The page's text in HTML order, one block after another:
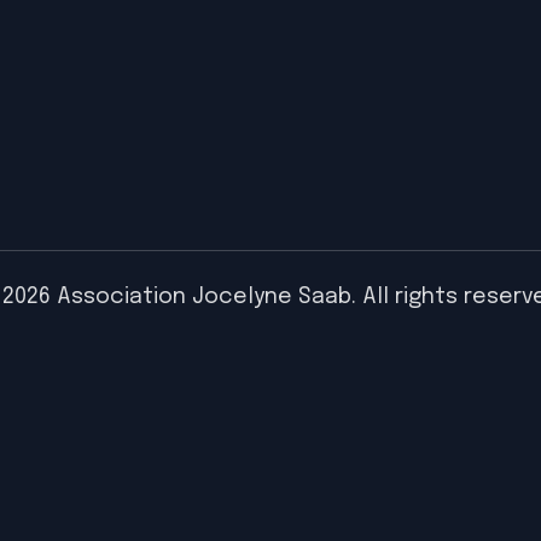
Association Jocelyne Saab. All rights